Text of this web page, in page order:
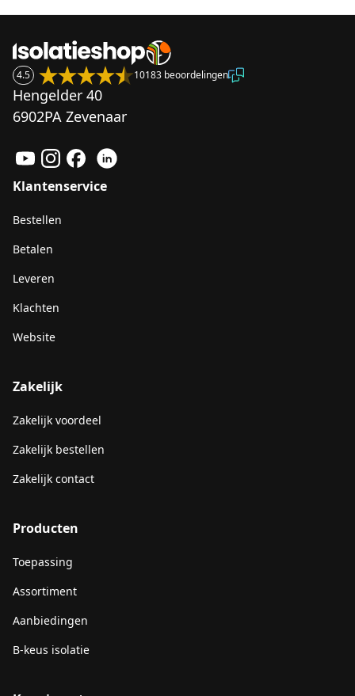
4.5 10183 beoordelingen
Hengelder 40
6902PA Zevenaar
Klantenservice
Bestellen
Betalen
Leveren
Klachten
Website
Zakelijk
Zakelijk voordeel
Zakelijk bestellen
Zakelijk contact
Producten
Toepassing
Assortiment
Aanbiedingen
B-keus isolatie